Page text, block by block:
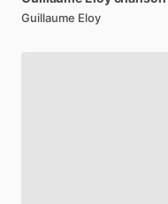
Guillaume Eloy